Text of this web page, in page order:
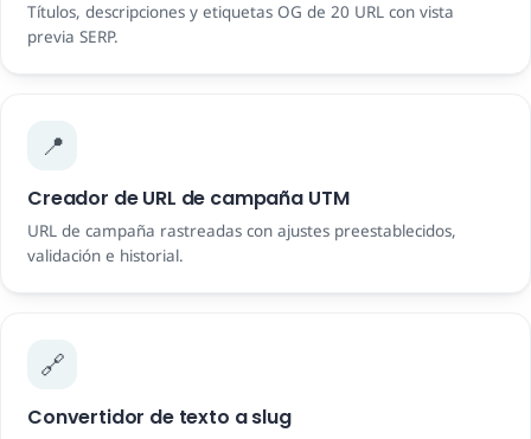
Títulos, descripciones y etiquetas OG de 20 URL con vista
previa SERP.
📍
Creador de URL de campaña UTM
URL de campaña rastreadas con ajustes preestablecidos,
validación e historial.
🔗
Convertidor de texto a slug